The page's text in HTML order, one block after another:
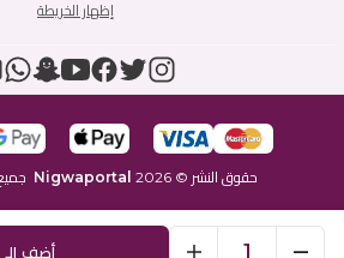
1 أضف
إظهار الخريطة
حقوق النشر ©
2026
Nigwaportal